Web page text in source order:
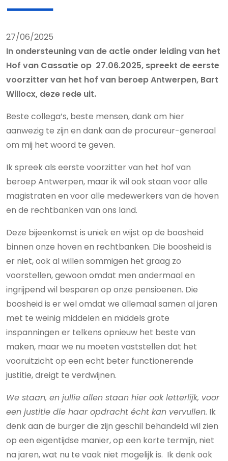
27/06/2025
In ondersteuning van de actie onder leiding van het
Hof van Cassatie op 27.06.2025, spreekt de eerste
voorzitter van het hof van beroep Antwerpen, Bart
Willocx, deze rede uit.
Beste collega’s, beste mensen, dank om hier
aanwezig te zijn en dank aan de procureur-generaal
om mij het woord te geven.
Ik spreek als eerste voorzitter van het hof van
beroep Antwerpen, maar ik wil ook staan voor alle
magistraten en voor alle medewerkers van de hoven
en de rechtbanken van ons land.
Deze bijeenkomst is uniek en wijst op de boosheid
binnen onze hoven en rechtbanken. Die boosheid is
er niet, ook al willen sommigen het graag zo
voorstellen, gewoon omdat men andermaal en
ingrijpend wil besparen op onze pensioenen. Die
boosheid is er wel omdat we allemaal samen al jaren
met te weinig middelen en middels grote
inspanningen er telkens opnieuw het beste van
maken, maar we nu moeten vaststellen dat het
vooruitzicht op een echt beter functionerende
justitie, dreigt te verdwijnen.
We staan, en jullie allen staan hier ook letterlijk, voor
een justitie die haar opdracht écht kan vervullen. Ik
denk aan de burger die zijn geschil behandeld wil zien
op een eigentijdse manier, op een korte termijn, niet
na jaren, wat nu te vaak niet mogelijk is. Ik denk ook